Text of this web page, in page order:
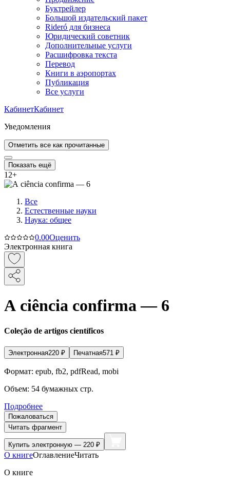
Буктрейлер
Большой издательский пакет
Rideró для бизнеса
Юридический советник
Дополнительные услуги
Расшифровка текста
Перевод
Книги в аэропортах
Публикация
Все услуги
КабинетКабинет
Уведомления
Отметить все как прочитанные
Показать ещё
12+
Все
Естественные науки
Наука: общее
0.00Оценить
Электронная книга
A ciência confirma — 6
Coleção de artigos científicos
Электронная220 ₽ Печатная571 ₽
Формат: epub, fb2, pdfRead, mobi
Объем: 54 бумажных стр.
Подробнее
Пожаловаться
Читать фрагмент
Купить электронную — 220 ₽
О книгеОглавлениеЧитать
О книге